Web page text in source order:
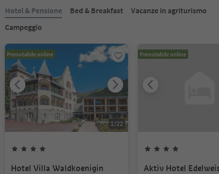
Hotel & Pensione Bed & Breakfast
Vacanze in agriturismo
Campeggio
Prenotabile online
1/22
Hotel Villa Waldkoenigin
Prenotabile online
Aktiv Hotel